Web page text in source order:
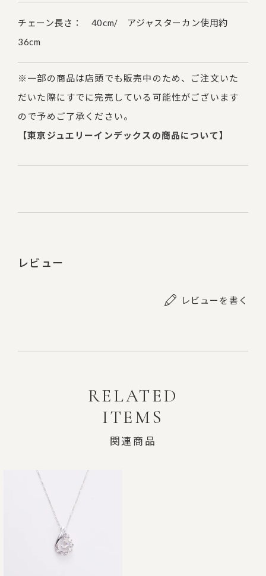
チェーン長さ： 40cm/ アジャスターカン使用約
36cm
※一部の商品は店頭でも販売中のため、ご注文いた
だいた際にすでに完売している可能性がございます
ので予めご了承ください。
【東京ジュエリーインデックスの商品について】
レビュー
レビューを書く
RELATED
ITEMS
関連商品